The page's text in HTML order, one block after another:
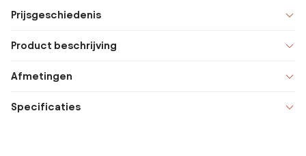
Prijsgeschiedenis
Product beschrijving
Afmetingen
Specificaties